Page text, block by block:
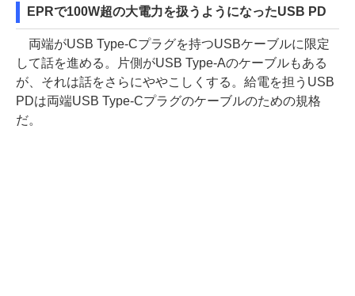
EPRで100W超の大電力を扱うようになったUSB PD
両端がUSB Type-Cプラグを持つUSBケーブルに限定
して話を進める。片側がUSB Type-Aのケーブルもある
が、それは話をさらにややこしくする。給電を担うUSB
PDは両端USB Type-Cプラグのケーブルのための規格
だ。